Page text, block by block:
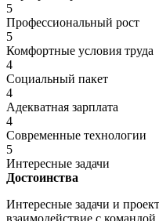
5
Профессиональный рост
5
Комфортные условия труда
4
Социальный пакет
4
Адекватная зарплата
4
Современные технологии
5
Интересные задачи
Достоинства
Интересные задачи и
взаимодействие с командой